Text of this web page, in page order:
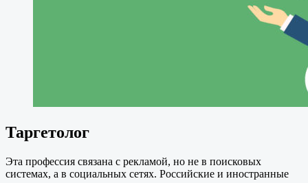
Таргетолог
Эта профессия связана с рекламой, но не в поисковых
системах, а в социальных сетях. Российские и иностранные